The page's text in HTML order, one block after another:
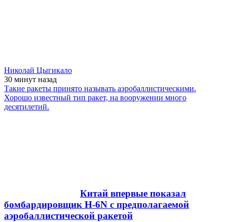
Николай Цыгикало
30 минут назад
Такие ракеты принято называть аэробаллистическими.
Хорошо известный тип ракет, на вооружении много
десятилетий.
Китай впервые показал
бомбардировщик H-6N с предполагаемой
аэробаллистической ракетой